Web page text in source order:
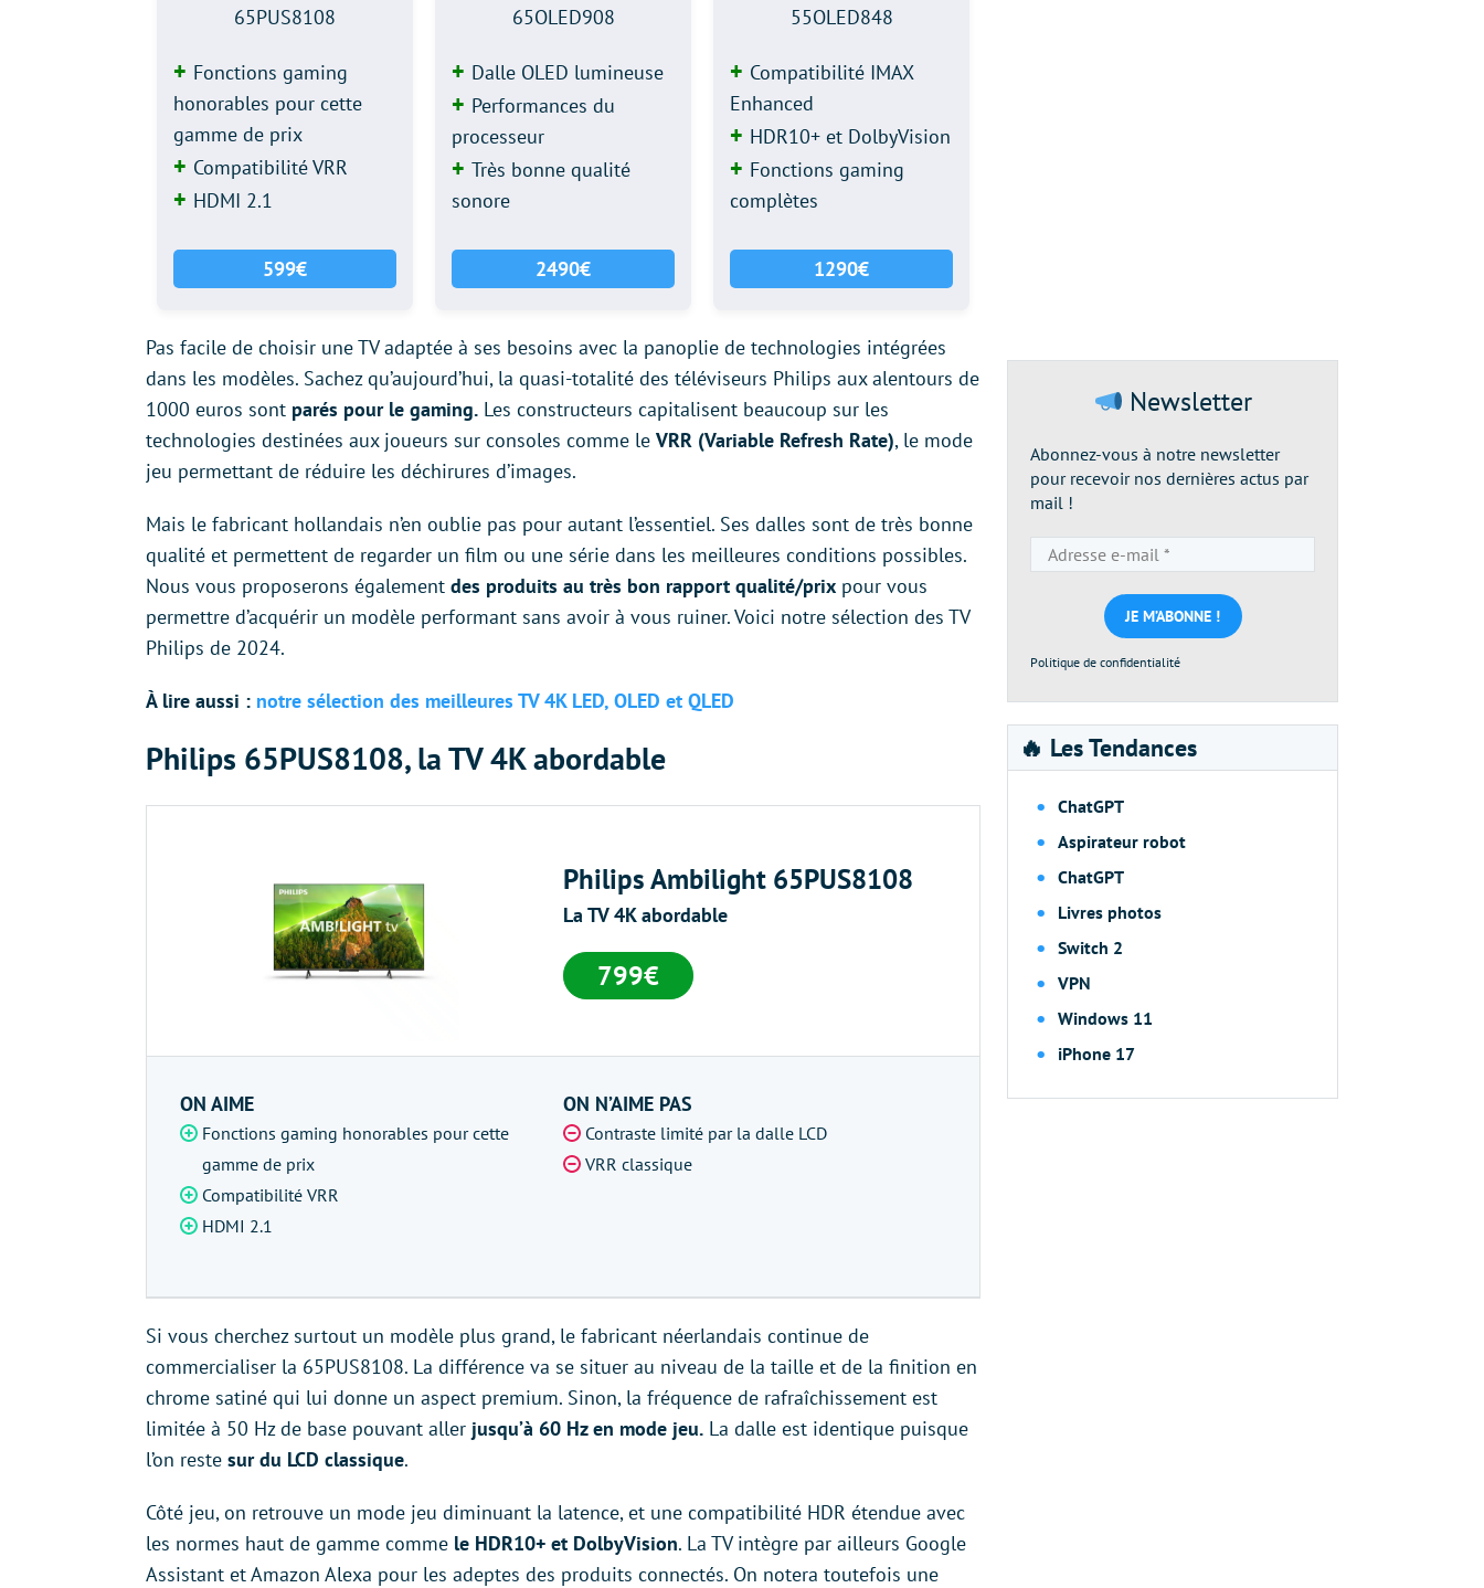
65PUS8108
Fonctions gaming
honorables pour cette
gamme de prix
Compatibilité VRR
HDMI 2.1
599€
65OLED908
Dalle OLED lumineuse
Performances du
processeur
Très bonne qualité
sonore
2490€
55OLED848
Compatibilité IMAX
Enhanced
HDR10+ et DolbyVision
Fonctions gaming
complètes
1290€
Pas facile de choisir une TV adaptée à ses besoins avec la panoplie de technologies intégrées
dans les modèles. Sachez qu’aujourd’hui, la quasi-totalité des téléviseurs Philips aux alentours de
1000 euros sont parés pour le gaming. Les constructeurs capitalisent beaucoup sur les
technologies destinées aux joueurs sur consoles comme le VRR (Variable Refresh Rate), le mode
jeu permettant de réduire les déchirures d’images.
Mais le fabricant hollandais n’en oublie pas pour autant l’essentiel. Ses dalles sont de très bonne
qualité et permettent de regarder un film ou une série dans les meilleures conditions possibles.
Nous vous proposerons également des produits au très bon rapport qualité/prix pour vous
permettre d’acquérir un modèle performant sans avoir à vous ruiner. Voici notre sélection des TV
Philips de 2024.
À lire aussi : notre sélection des meilleures TV 4K LED, OLED et QLED
Philips 65PUS8108, la TV 4K abordable
Philips Ambilight 65PUS8108
La TV 4K abordable
799€
ON AIME
Fonctions gaming honorables pour cette
gamme de prix
Compatibilité VRR
HDMI 2.1
ON N’AIME PAS
Contraste limité par la dalle LCD
VRR classique
Si vous cherchez surtout un modèle plus grand, le fabricant néerlandais continue de
commercialiser la 65PUS8108. La différence va se situer au niveau de la taille et de la finition en
chrome satiné qui lui donne un aspect premium. Sinon, la fréquence de rafraîchissement est
limitée à 50 Hz de base pouvant aller jusqu’à 60 Hz en mode jeu. La dalle est identique puisque
l’on reste sur du LCD classique.
Côté jeu, on retrouve un mode jeu diminuant la latence, et une compatibilité HDR étendue avec
les normes haut de gamme comme le HDR10+ et DolbyVision. La TV intègre par ailleurs Google
Assistant et Amazon Alexa pour les adeptes des produits connectés. On notera toutefois une
Newsletter
Abonnez-vous à notre newsletter
pour recevoir nos dernières actus par
mail !
e-
mail
*
Politique de confidentialité
🔥 Les Tendances
ChatGPT
Aspirateur robot
ChatGPT
Livres photos
Switch 2
VPN
Windows 11
iPhone 17